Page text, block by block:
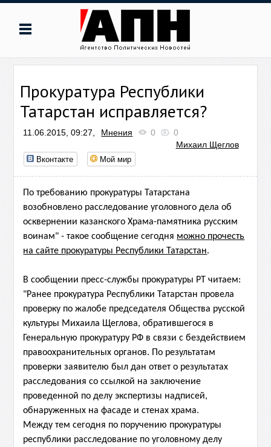
Прокуратура Республики
Татарстан исправляется?
11.06.2015, 09:27, Мнения 0
0
Михаил Щеглов
Вконтакте Мой мир
По требованию прокуратуры Татарстана
возобновлено расследование уголовного дела об
осквернении казанского Храма-памятника русским
воинам" - такое сообщение сегодня можно прочесть
на сайте прокуратуры Республики Татарстан.
В сообщении пресс-службы прокуратуры РТ читаем:
"Ранее прокуратура Республики Татарстан провела
проверку по жалобе председателя Общества русской
культуры Михаила Щеглова, обратившегося в
Генеральную прокуратуру РФ в связи с бездействием
правоохранительных органов. По результатам
проверки заявителю был дан ответ о результатах
расследования со ссылкой на заключение
проведенной по делу экспертизы надписей,
обнаруженных на фасаде и стенах храма.
Между тем сегодня по поручению прокуратуры
республики расследование по уголовному делу